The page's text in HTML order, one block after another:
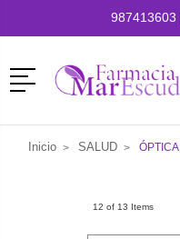
987413603
Menú
Inicio SALUD ÓPTICA
12 of 13 Items